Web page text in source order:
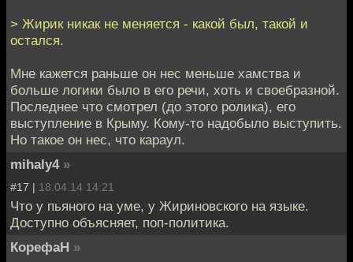
> Жирик никак не меняется - какой был, такой и
остался.
Мне кажется раньше он нес меньше хамства и
больше логики было в его речи, хоть и своебразной.
Последнее что смотрел (до этого ролика), его
выступление в Крыму. Кому-то надобыло выступить.
Но такое он нес, что караул.
mihaly4 »
#17 | 18.04.14 14:21
Что у пьяного на уме, у Жириновского на языке.
Доступно объясняет, поп-политика.
КорефаН »